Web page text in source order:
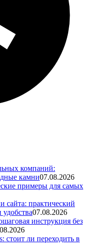
компаний:
камни07.08.2026
примеры для самых
сайта: практический
07.08.2026
инструкция без
стоит ли переходить в